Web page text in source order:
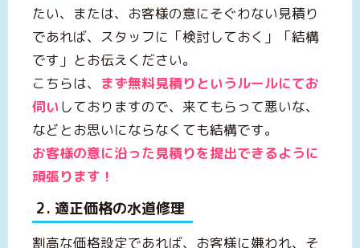
たい、または、お客様の意にそぐわない見積り
であれば、スタッフに「検討しておく」「結構
です」とお伝えください。
こちらは、 まず無料見積りというルールにてお
伺いしておりますので、来てもらって悪いな、
などとお思いにならなくても結構です。
お客様の意に沿った見積りを提出できるように
頑張ります！
2. 適正価格の水道修理
割高な価格設定であれば、お客様に嫌われ、そ